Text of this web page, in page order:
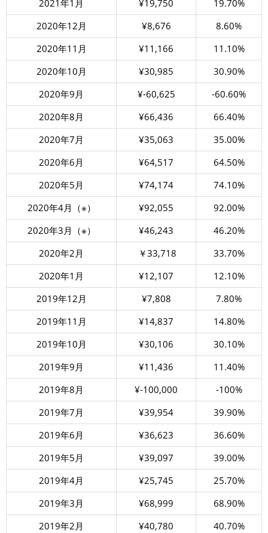
2021年1月 ¥19,750
19.70%
2020年12月
¥8,676
8.60%
2020年11月
¥11,166
11.10%
2020年10月
¥30,985
30.90%
2020年9月
¥-60,625
-60.60%
2020年8月
¥66,436
66.40%
2020年7月
¥35,063
35.00%
2020年6月
¥64,517
64.50%
2020年5月
¥74,174
74.10%
2020年4月（※）
¥92,055
92.00%
2020年3月（※）
¥46,243
46.20%
2020年2月
￥33,718
33.70%
2020年1月
¥12,107
12.10%
2019年12月
¥7,808
7.80%
2019年11月
¥14,837
14.80%
2019年10月
¥30,106
30.10%
2019年9月
¥11,436
11.40%
2019年8月
¥-100,000
-100%
2019年7月
¥39,954
39.90%
2019年6月
¥36,623
36.60%
2019年5月
¥39,097
39.00%
2019年4月
¥25,745
25.70%
2019年3月
¥68,999
68.90%
2019年2月
¥40,780
40.70%